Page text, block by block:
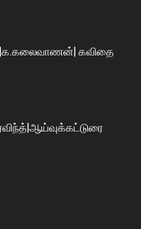
|க.கலைவாணன்| கவிதை